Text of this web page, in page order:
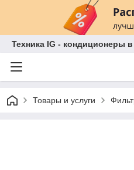
Техника IG - кондиционеры
Товары и услуги